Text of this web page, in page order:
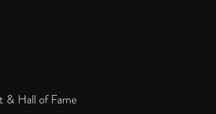
& Hall of Fame